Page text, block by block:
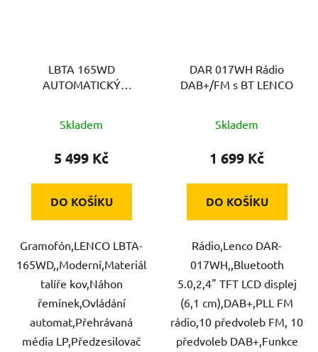
LBTA 165WD
AUTOMATICKÝ
Skladem
5 499 Kč
DO KOŠÍKU
Gramofón,LENCO LBTA-
165WD,,Moderní,Materiál
talíře kov,Náhon
řemínek,Ovládání
automat,Přehrávaná
média LP,Předzesilovač
DAR 017WH Rádio
DAB+/FM s BT LENCO
Skladem
1 699 Kč
DO KOŠÍKU
Rádio,Lenco DAR-
017WH,,Bluetooth
5.0,2,4" TFT LCD displej
(6,1 cm),DAB+,PLL FM
rádio,10 předvoleb FM, 10
předvoleb DAB+,Funkce